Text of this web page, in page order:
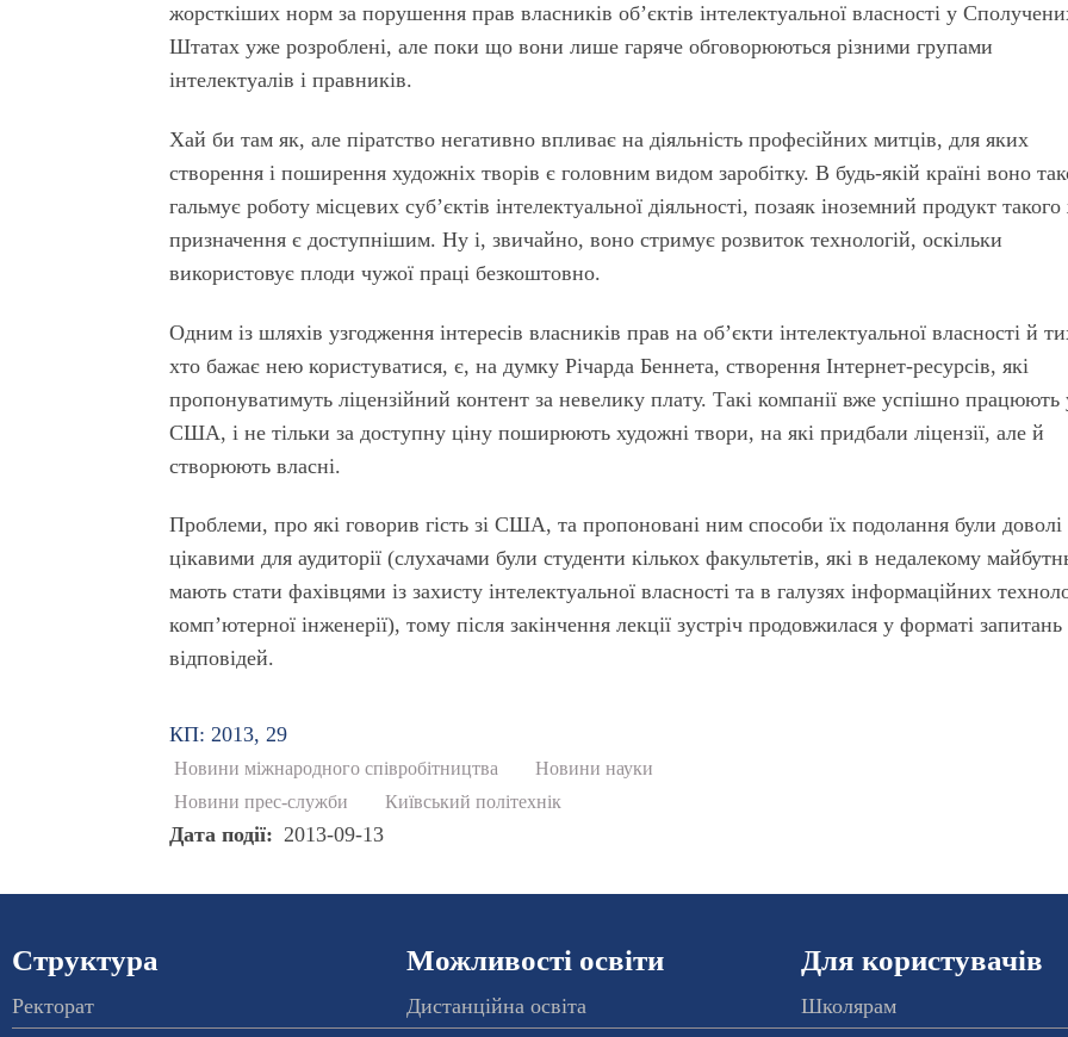
жорсткіших норм за порушення прав власників об’єктів інтелектуальної власності у
Штатах уже розроблені, але поки що вони лише гаряче обговорюються різними групами
інтелектуалів і правників.
Хай би там як, але піратство негативно впливає на діяльність професійних митців, для яких
створення і поширення художніх творів є головним видом заробітку. В будь-якій країні воно
гальмує роботу місцевих суб’єктів інтелектуальної діяльності, позаяк іноземний продукт
призначення є доступнішим. Ну і, звичайно, воно стримує розвиток технологій, оскільки
використовує плоди чужої праці безкоштовно.
Одним із шляхів узгодження інтересів власників прав на об’єкти інтелектуальної власності й
хто бажає нею користуватися, є, на думку Річарда Беннета, створення Інтернет-ресурсів, які
пропонуватимуть ліцензійний контент за невелику плату. Такі компанії вже успішно працюють
США, і не тільки за доступну ціну поширюють художні твори, на які придбали ліцензії, але й
створюють власні.
Проблеми, про які говорив гість зі США, та пропоновані ним способи їх подолання були доволі
цікавими для аудиторії (слухачами були студенти кількох факультетів, які в недалекому
мають стати фахівцями із захисту інтелектуальної власності та в галузях інформаційних
комп’ютерної інженерії), тому після закінчення лекції зустріч продовжилася у форматі запитань
відповідей.
КП: 2013, 29
Новини міжнародного співробітництва
Новини науки
Новини прес-служби
Київський політехнік
Дата події 2013-09-13
Структура
Ректорат
Можливості освіти
Дистанційна освіта
Для користувачів
Школярам